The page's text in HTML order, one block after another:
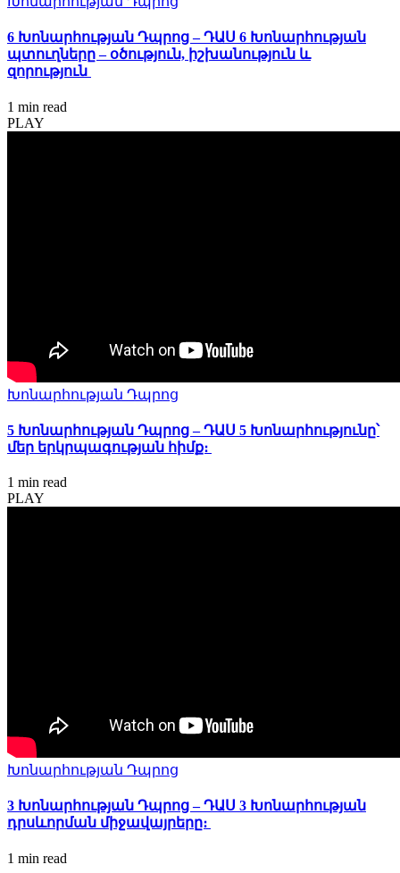
6 Խոնարհության Դպրոց – ԴԱՍ 6 Խոնարհության
պտուղները – օծություն, իշխանություն և
զորություն
1 min read
PLAY
Խոնարհության Դպրոց
5 Խոնարհության Դպրոց – ԴԱՍ 5 Խոնարհությունը՝
մեր երկրպագության հիմք։
1 min read
PLAY
Խոնարհության Դպրոց
3 Խոնարհության Դպրոց – ԴԱՍ 3 Խոնարհության
դրսևորման միջավայրերը։
1 min read